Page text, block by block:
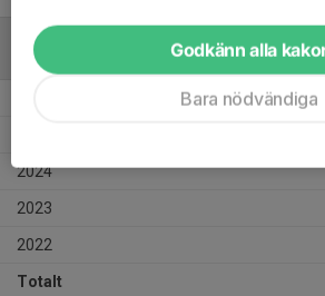
ALLA SERIER ALLA ÅR
2024
2023
2022
Totalt
Godkänn alla
Bara nödvändiga